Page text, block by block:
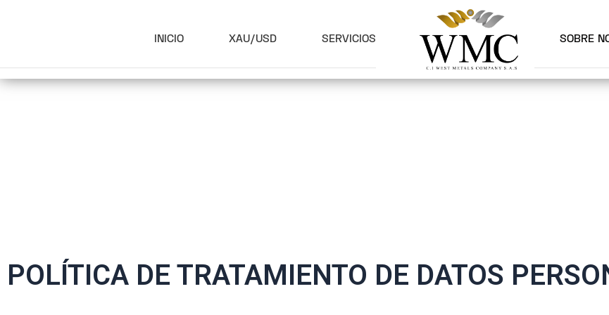
INICIO XAU/USD SERVICIOS SOBRE
POLÍTICA DE TRATAMIENTO DE DATOS